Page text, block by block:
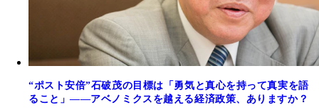
“ポスト安倍”石破茂の目標は「勇気と真心を持って真実を語
ること」――アベノミクスを越える経済政策、ありますか？